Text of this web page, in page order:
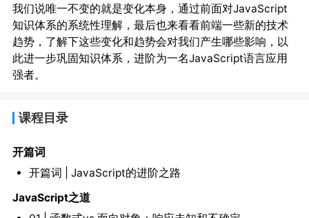
我们说唯一不变的就是变化本身，通过前面对JavaScript
知识体系的系统性理解，最后也来看看前端一些新的技术
趋势，了解下这些变化和趋势会对我们产生哪些影响，以
此进一步巩固知识体系，进阶为一名JavaScript语言应用
强者。
课程目录
开篇词
开篇词 | JavaScript的进阶之路
JavaScript之道